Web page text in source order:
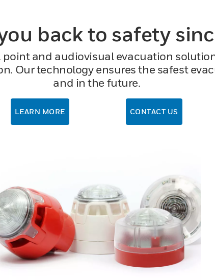
back to safety
point and audiovisual evacuation
Our technology ensures the safest
and in the future.
LEARN MORE CONTACT US